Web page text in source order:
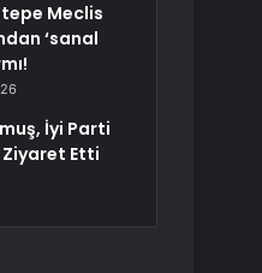
Meclis
‘sanal
İyi Parti
Ziyaret Etti